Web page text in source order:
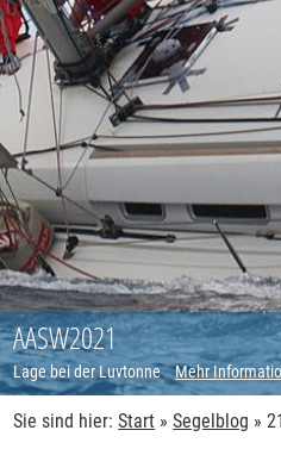
AASW2021
Lage bei der LuvtonneMehr
Sie sind hier:Start »Segelblog »